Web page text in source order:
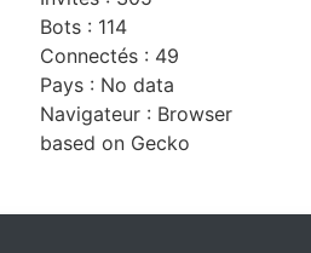
Bots : 114
Connectés : 49
Pays : No data
Navigateur : Browser
based on Gecko